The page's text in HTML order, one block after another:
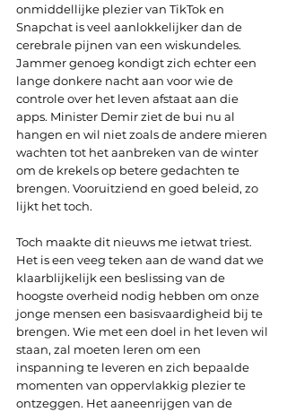
onmiddellijke plezier van TikTok en
Snapchat is veel aanlokkelijker dan de
cerebrale pijnen van een wiskundeles.
Jammer genoeg kondigt zich echter een
lange donkere nacht aan voor wie de
controle over het leven afstaat aan die
apps. Minister Demir ziet de bui nu al
hangen en wil niet zoals de andere mieren
wachten tot het aanbreken van de winter
om de krekels op betere gedachten te
brengen. Vooruitziend en goed beleid, zo
lijkt het toch.
Toch maakte dit nieuws me ietwat triest.
Het is een veeg teken aan de wand dat we
klaarblijkelijk een beslissing van de
hoogste overheid nodig hebben om onze
jonge mensen een basisvaardigheid bij te
brengen. Wie met een doel in het leven wil
staan, zal moeten leren om een
inspanning te leveren en zich bepaalde
momenten van oppervlakkig plezier te
ontzeggen. Het aaneenrijgen van de